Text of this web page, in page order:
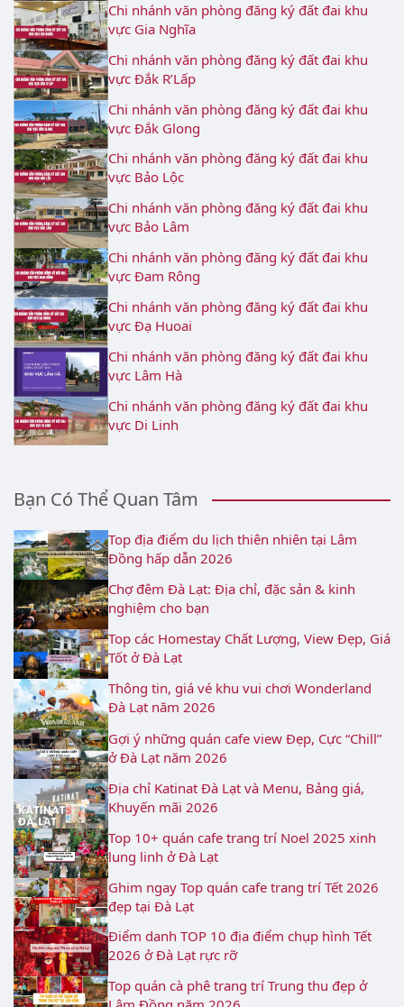
Chi nhánh văn phòng đăng ký đất đai khu
vực Gia Nghĩa
Chi nhánh văn phòng đăng ký đất đai khu
vực Đắk R’Lấp
Chi nhánh văn phòng đăng ký đất đai khu
vực Đắk Glong
Chi nhánh văn phòng đăng ký đất đai khu
vực Bảo Lộc
Chi nhánh văn phòng đăng ký đất đai khu
vực Bảo Lâm
Chi nhánh văn phòng đăng ký đất đai khu
vực Đam Rông
Chi nhánh văn phòng đăng ký đất đai khu
vực Đạ Huoai
Chi nhánh văn phòng đăng ký đất đai khu
vực Lâm Hà
Chi nhánh văn phòng đăng ký đất đai khu
vực Di Linh
Bạn Có Thể Quan Tâm
Top địa điểm du lịch thiên nhiên tại Lâm
Đồng hấp dẫn 2026
Chợ đêm Đà Lạt: Địa chỉ, đặc sản & kinh
nghiệm cho bạn
Top các Homestay Chất Lượng, View Đẹp, Giá
Tốt ở Đà Lạt
Thông tin, giá vé khu vui chơi Wonderland
Đà Lạt năm 2026
Gợi ý những quán cafe view Đẹp, Cực “Chill”
ở Đà Lạt năm 2026
Địa chỉ Katinat Đà Lạt và Menu, Bảng giá,
Khuyến mãi 2026
Top 10+ quán cafe trang trí Noel 2025 xinh
lung linh ở Đà Lạt
Ghim ngay Top quán cafe trang trí Tết 2026
đẹp tại Đà Lạt
Điểm danh TOP 10 địa điểm chụp hình Tết
2026 ở Đà Lạt rực rỡ
Top quán cà phê trang trí Trung thu đẹp ở